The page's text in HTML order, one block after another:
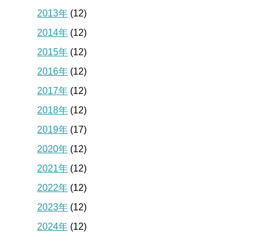
2013年 (12)
2014年 (12)
2015年 (12)
2016年 (12)
2017年 (12)
2018年 (12)
2019年 (17)
2020年 (12)
2021年 (12)
2022年 (12)
2023年 (12)
2024年 (12)